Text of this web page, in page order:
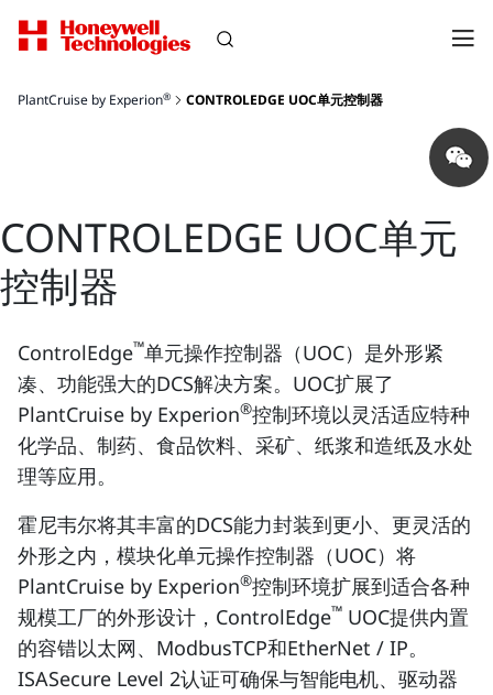
PlantCruise by Experion® CONTROLEDGE UOC单元控制器
Share
on
wechat
CONTROLEDGE UOC单元
控制器
ControlEdge™单元操作控制器（UOC）是外形紧
凑、功能强大的DCS解决方案。UOC扩展了
PlantCruise by Experion®控制环境以灵活适应特种
化学品、制药、食品饮料、采矿、纸浆和造纸及水处
理等应用。
霍尼韦尔将其丰富的DCS能力封装到更小、更灵活的
外形之内，模块化单元操作控制器（UOC）将
PlantCruise by Experion®控制环境扩展到适合各种
规模工厂的外形设计，ControlEdge™ UOC提供内置
的容错以太网、ModbusTCP和EtherNet / IP。
ISASecure Level 2认证可确保与智能电机、驱动器